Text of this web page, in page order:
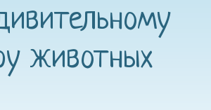
животных